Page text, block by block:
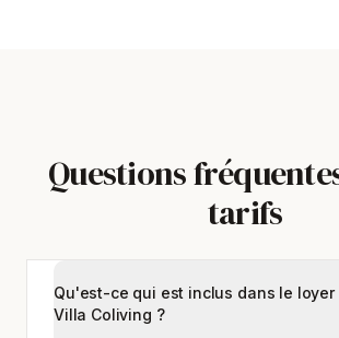
Questions
tarifs
Qu'est-ce qui est inclus dans le loyer
Villa Coliving ?